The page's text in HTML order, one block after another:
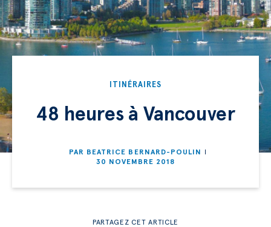
ITINÉRAIRES
48 heures à Vancouver
PAR BEATRICE BERNARD-POULIN
30 NOVEMBRE 2018
PARTAGEZ CET ARTICLE